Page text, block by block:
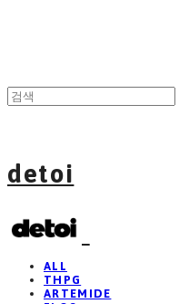
detoi
ALL
THPG
ARTEMIDE